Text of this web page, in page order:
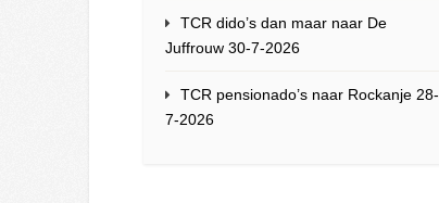
TCR dido’s dan maar naar De
Juffrouw 30-7-2026
TCR pensionado’s naar Rockanje 28-
7-2026